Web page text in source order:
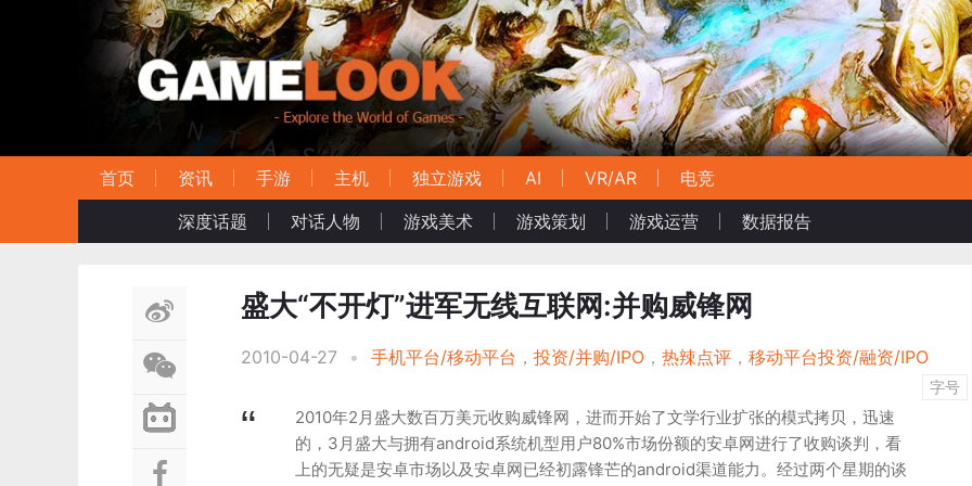
首页 资讯 手游 主机 独立游戏 AI VR/AR
电竞
深度话题
对话人物 游戏美术 游戏策划 游戏运营 数据报告
盛大“不开灯”进军无线互联网:并购威锋网
2010-04-27 • 手机平台/移动平台 ， 投资/并购/IPO ， 热辣点评 ， 移动平台投资/融资/IPO
字号
2010年2月盛大数百万美元收购威锋网，进而开始了文学行业扩张的模式拷贝，迅速
的，3月盛大与拥有android系统机型用户80%市场份额的安卓网进行了收购谈判，看
上的无疑是安卓市场以及安卓网已经初露锋芒的android渠道能力。经过两个星期的谈